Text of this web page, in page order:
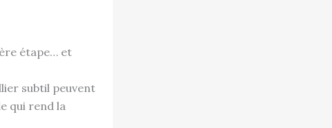
étape… et
subtil peuvent
qui rend la